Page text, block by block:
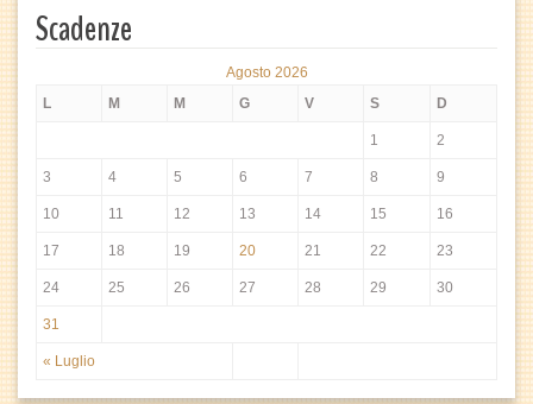
Scadenze
Agosto 2026
L
M M G V S D
« Luglio
1 2
3 4 5 6 7 8 9
10 11 12 13 14 15 16
17 18 19 20 21 22 23
24 25 26 27 28 29 30
31